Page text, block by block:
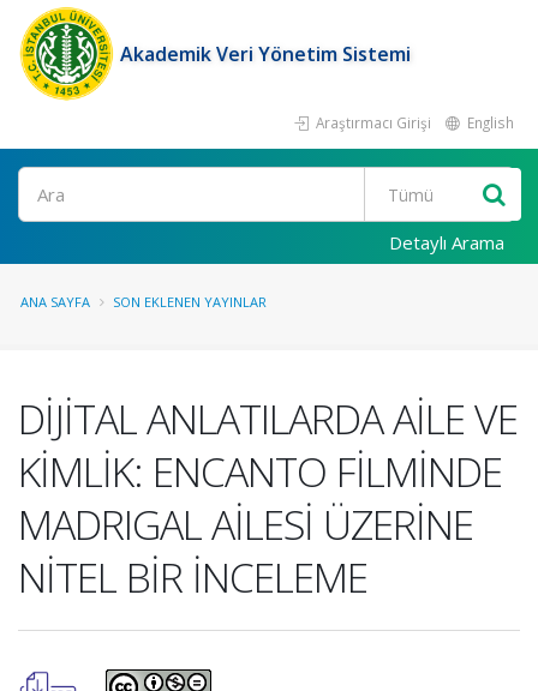
Akademik Veri Yönetim Sistemi
Araştırmacı Girişi English
Ara
Detaylı Arama
ANA SAYFA SON EKLENEN YAYINLAR
DİJİTAL ANLATILARDA AİLE VE
KİMLİK: ENCANTO FİLMİNDE
MADRIGAL AİLESİ ÜZERİNE
NİTEL BİR İNCELEME